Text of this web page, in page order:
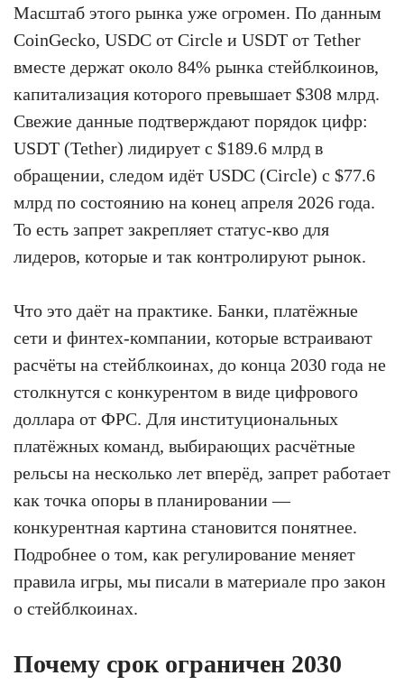
Масштаб этого рынка уже огромен. По данным
CoinGecko, USDC от Circle и USDT от Tether
вместе держат около 84% рынка стейблкоинов,
капитализация которого превышает $308 млрд.
Свежие данные подтверждают порядок цифр:
USDT (Tether) лидирует с $189.6 млрд в
обращении, следом идёт USDC (Circle) с $77.6
млрд по состоянию на конец апреля 2026 года.
То есть запрет закрепляет статус-кво для
лидеров, которые и так контролируют рынок.
Что это даёт на практике. Банки, платёжные
сети и финтех-компании, которые встраивают
расчёты на стейблкоинах, до конца 2030 года не
столкнутся с конкурентом в виде цифрового
доллара от ФРС. Для институциональных
платёжных команд, выбирающих расчётные
рельсы на несколько лет вперёд, запрет работает
как точка опоры в планировании —
конкурентная картина становится понятнее.
Подробнее о том, как регулирование меняет
правила игры, мы писали в материале про закон
о стейблкоинах.
Почему срок ограничен 2030